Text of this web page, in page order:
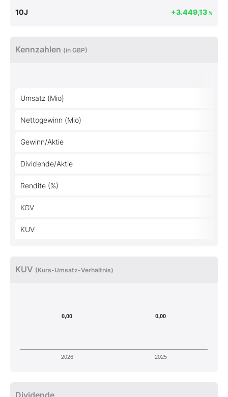
10J +3.449,13 %
Kennzahlen (in GBP)
Umsatz (Mio)
Nettogewinn (Mio)
Gewinn/Aktie
Dividende/Aktie
Rendite (%)
KGV
KUV
KUV (Kurs-Umsatz-Verhältnis)
0,00 0,00
2026 2025
Dividende